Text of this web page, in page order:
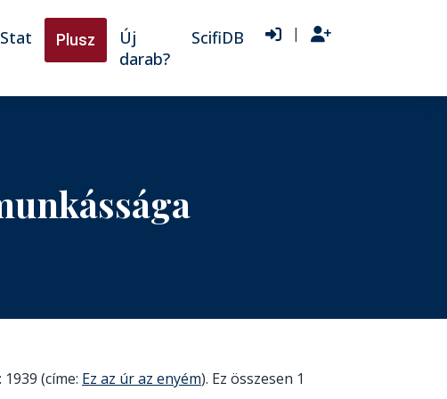
Stat Plusz
Új
darab?
ScifiDB |
(címe: Ez az úr az enyém). Ez összesen 1